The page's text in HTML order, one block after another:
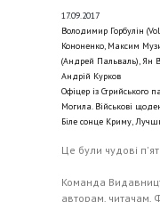
17.09.2017
Володимир Горбулін
Кононенко, Максим
(Андрей Пальваль),Ян
Андрій Курков
Офіцер із Стрийського
Могила. Військові
Біле сонце Криму,
Це були чудові
Команда
авторам, читачам,